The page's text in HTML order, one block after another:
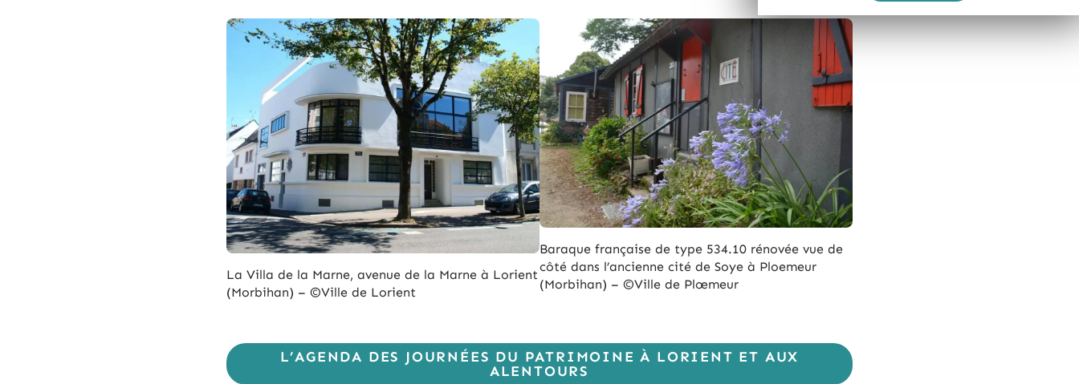
La Villa de la Marne, avenue de la Marne à Lorient
(Morbihan) – ©Ville de Lorient
Baraque française de type 534.10 rénovée vue de
côté dans l’ancienne cité de Soye à Ploemeur
(Morbihan) – ©Ville de Plœmeur
L’AGENDA DES JOURNÉES DU PATRIMOINE À LORIENT ET AUX
ALENTOURS